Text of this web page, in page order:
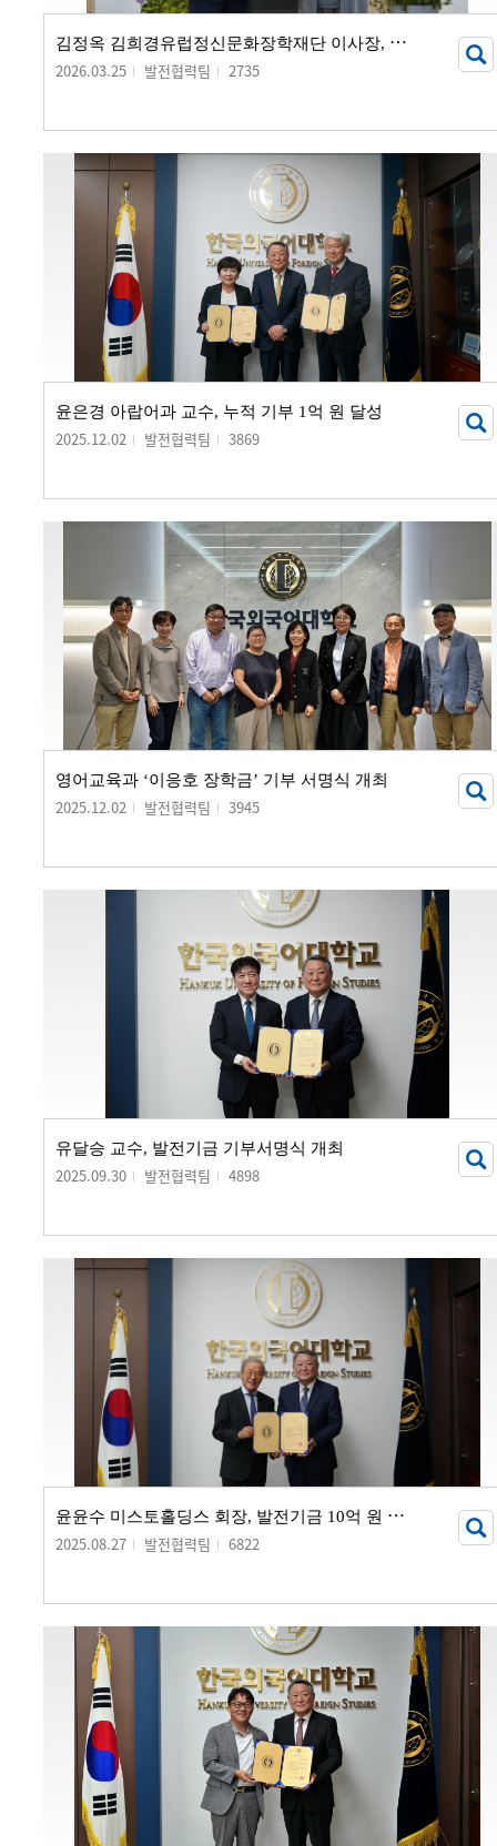
김
정옥 김희경유럽정신문화장학재단 이사장, 발전기금 20억 원 기부
2026.03.25 발전협력팀 2735
윤은경 아랍어과 교수, 누적 기부 1억 원 달성
2025.12.02 발전협력팀 3869
영어교육과 ‘이응호 장학금’ 기부 서명식 개최
2025.12.02 발전협력팀 3945
유달승 교수, 발전기금 기부서명식 개최
2025.09.30 발전협력팀 4898
윤
윤수 미스토홀딩스 회장, 발전기금 10억 원 기부
2025.08.27 발전협력팀 6822